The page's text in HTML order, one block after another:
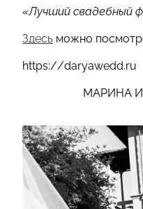
«Лучший свадебный
Здесь можно
https://daryawedd.ru
МАРИНА